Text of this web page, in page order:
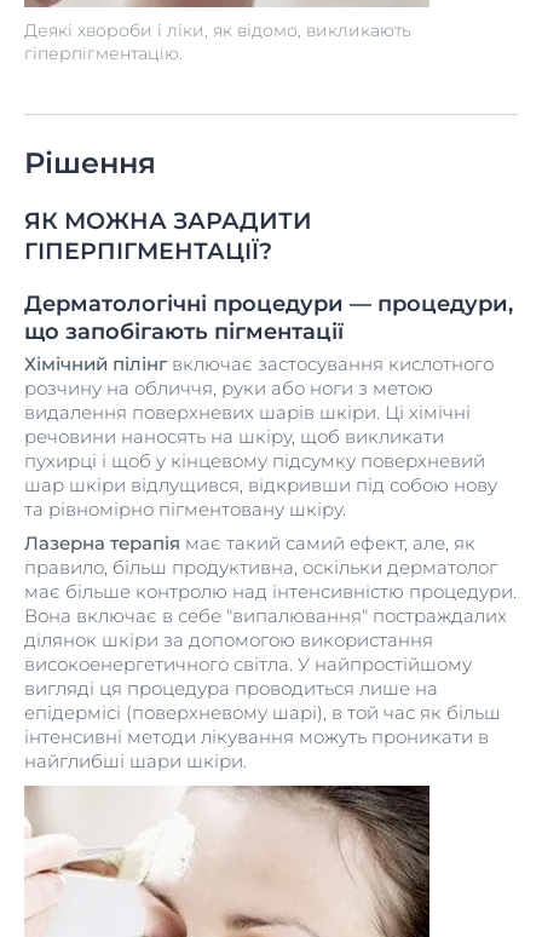
Деякі хвороби і ліки, як відомо, викликають
гіперпігментацію.
Рішення
ЯК МОЖНА ЗАРАДИТИ
ГІПЕРПІГМЕНТАЦІЇ?
Дерматологічні процедури — процедури,
що запобігають пігментації
Хімічний пілінгвключає застосування кислотного
розчину на обличчя, руки або ноги з метою
видалення поверхневих шарів шкіри. Ці хімічні
речовини наносять на шкіру, щоб викликати
пухирці і щоб у кінцевому підсумку поверхневий
шар шкіри відлущився, відкривши під собою нову
та рівномірно пігментовану шкіру.
Лазерна терапія має такий самий ефект, але, як
правило, більш продуктивна, оскільки дерматолог
має більше контролю над інтенсивністю процедури.
Вона включає в себе "випалювання" постраждалих
ділянок шкіри за допомогою використання
високоенергетичного світла. У найпростійшому
вигляді ця процедура проводиться лише на
епідермісі (поверхневому шарі), в той час як більш
інтенсивні методи лікування можуть проникати в
найглибші шари шкіри.